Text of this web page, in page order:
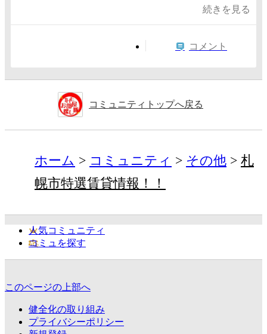
続きを見る
コメント
コミュニティトップへ戻る
ホーム コミュニティ その他
札
幌市特選賃貸情報！！
人気コミュニティ
コミュを探す
このページの上部へ
健全化の取り組み
プライバシーポリシー